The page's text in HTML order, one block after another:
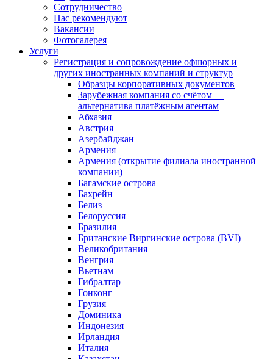
Сотрудничество
Нас рекомендуют
Вакансии
Фотогалерея
Услуги
Регистрация и сопровождение офшорных и
других иностранных компаний и структур
Образцы корпоративных документов
Зарубежная компания со счётом —
альтернатива платёжным агентам
Абхазия
Австрия
Азербайджан
Армения
Армения (открытие филиала иностранной
компании)
Багамские острова
Бахрейн
Белиз
Белоруссия
Бразилия
Британские Виргинские острова (BVI)
Великобритания
Венгрия
Вьетнам
Гибралтар
Гонконг
Грузия
Доминика
Индонезия
Ирландия
Италия